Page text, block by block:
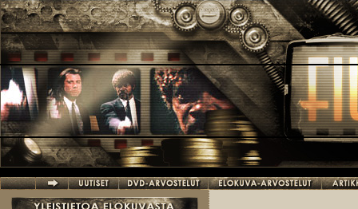
Hyppää pääsisältöön